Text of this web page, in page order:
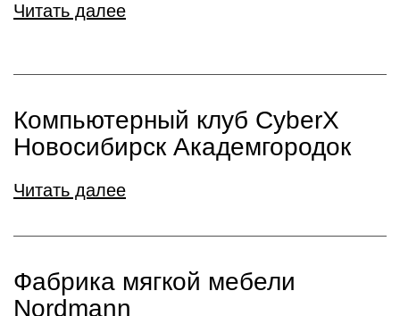
Читать далее
Компьютерный клуб CyberX
Новосибирск Академгородок
Читать далее
Фабрика мягкой мебели
Nordmann